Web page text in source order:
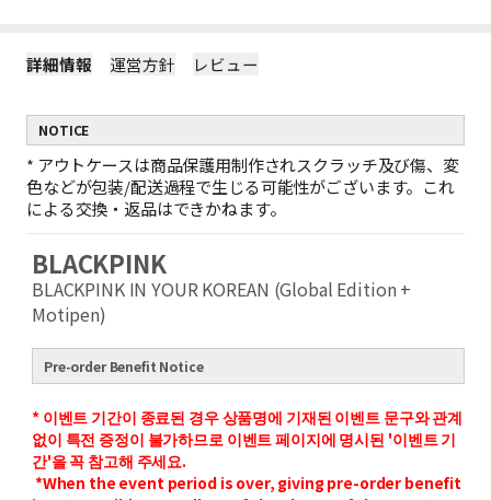
詳細情報 運営方針 レビュー
NOTICE
* アウトケースは商品保護用制作されスクラッチ及び傷、変
色などが包装/配送過程で生じる可能性がございます。これ
による交換・返品はできかねます。
BLACKPINK
BLACKPINK IN YOUR KOREAN (Global Edition +
Motipen)
Pre-order Benefit Notice
* 이벤트 기간이 종료된 경우 상품명에 기재된 이벤트 문구와 관계
없이 특전 증정이 불가하므로 이벤트 페이지에 명시된 '이벤트 기
간'을 꼭 참고해 주세요.
*When the event period is over, giving pre-order benefit